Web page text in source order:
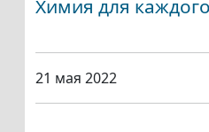
Химия для каждого
21 мая 2022